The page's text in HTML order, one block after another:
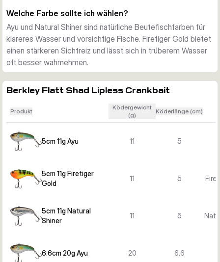
kräftigeres Jiggen oder Werfen auf größere Räuber passen.
Die passende Größe und Farbe wählen
Wähle die 5-cm-Versionen für ein kompakteres Profil und die
6,6-cm-Versionen für mehr Präsenz und zusätzliches
Gewicht. Natural Shiner und Ayu sind natürliche
Wasser oder bei Bedarf nach mehr Sichtreiz stärker auffällt.
Welche Farbe sollte ich wählen?
Ayu und Natural Shiner sind natürliche Beutefischfarben für
klareres Wasser und vorsichtige Fische. Firetiger Gold bietet
einen stärkeren Sichtreiz und lässt sich in trüberem Wasser
oft besser wahrnehmen.
Berkley Flatt Shad Lipless Crankbait
Produkt
Ködergewicht
(g)
Köderlänge (cm)
5cm 11g Ayu 11 5
5cm 11g Firetiger
Gold
11 5
5cm 11g Natural
Shiner
11 5
6.6cm 20g Ayu 20 6.6